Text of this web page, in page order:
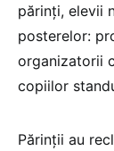
părinți, elevii
posterelor:
organizatorii
copiilor
Părinții au